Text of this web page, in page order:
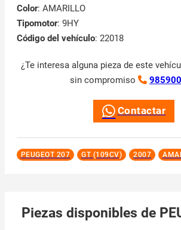
Color: AMARILLO
Tipomotor: 9HY
Código del vehículo: 22018
¿Te interesa alguna pieza de este
sin compromiso
Contactar
PEUGEOT 207 GT (109CV) 2007
Piezas disponibles de